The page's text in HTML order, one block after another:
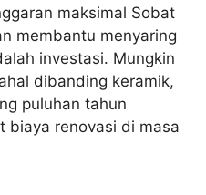
maksimal Sobat
membantu menyaring
investasi. Mungkin
dibanding keramik,
puluhan tahun
biaya renovasi di masa